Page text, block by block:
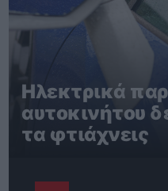
Ηλεκτρικά
αυτοκινήτου
τα φτιάχνεις